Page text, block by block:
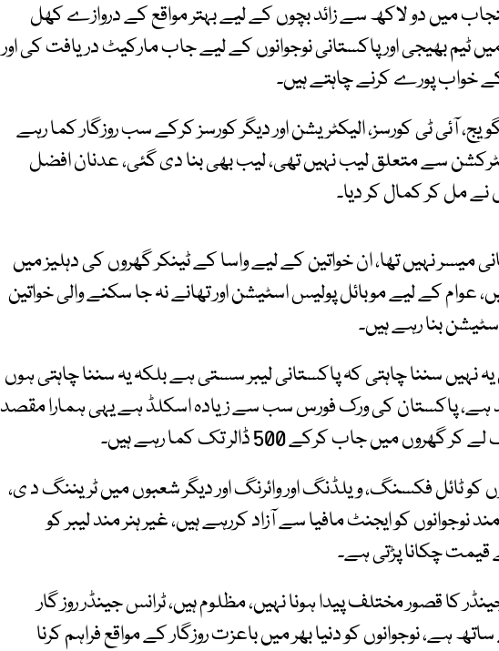
میں دو لاکھ سے زائد بچوں کے لیے بہتر مواقع کے دروازے کھل
ٹیم بھیجی اور پاکستانی نوجوانوں کے لیے جاب مارکیٹ دریافت کی اور
کے خواب پورے کرنے چاہتے ہیں۔
آئی ٹی کورسز، الیکٹریشن اور دیگر کورسز کرکے سب روزگار کما رہے
سے متعلق لیب نہیں تھی، لیب بھی بنا دی گئی، عدنان افضل
نے مل کر کمال کر دیا۔
میسر نہیں تھا، ان خواتین کے لیے واسا کے ٹینکر گھروں کی دہلیز میں
عوام کے لیے موبائل پولیس اسٹیشن اور تھانے نہ جا سکنے والی خواتین
بنا رہے ہیں۔
یہ نہیں سننا چاہتی کہ پاکستانی لیبر سستی ہے بلکہ یہ سننا چاہتی ہوں
ہے، پاکستان کی ورک فورس سب سے زیادہ اسکلڈ ہے یہی ہمارا مقصد
میں جاب کرکے 500 ڈالر تک کما رہے ہیں۔
کو ٹائل فکسنگ، ویلڈنگ اور وائرنگ اور دیگر شعبوں میں ٹریننگ د ی،
نوجوانوں کو ایجنٹ مافیا سے آزاد کررہے ہیں، غیر ہنر مند لیبر کو
چکانا پڑتی ہے۔
کا قصور مختلف پیدا ہونا نہیں، مظلوم ہیں، ٹرانس جینڈر روز گار
نوجوانوں کو دنیا بھر میں باعزت روزگار کے مواقع فراہم کرنا